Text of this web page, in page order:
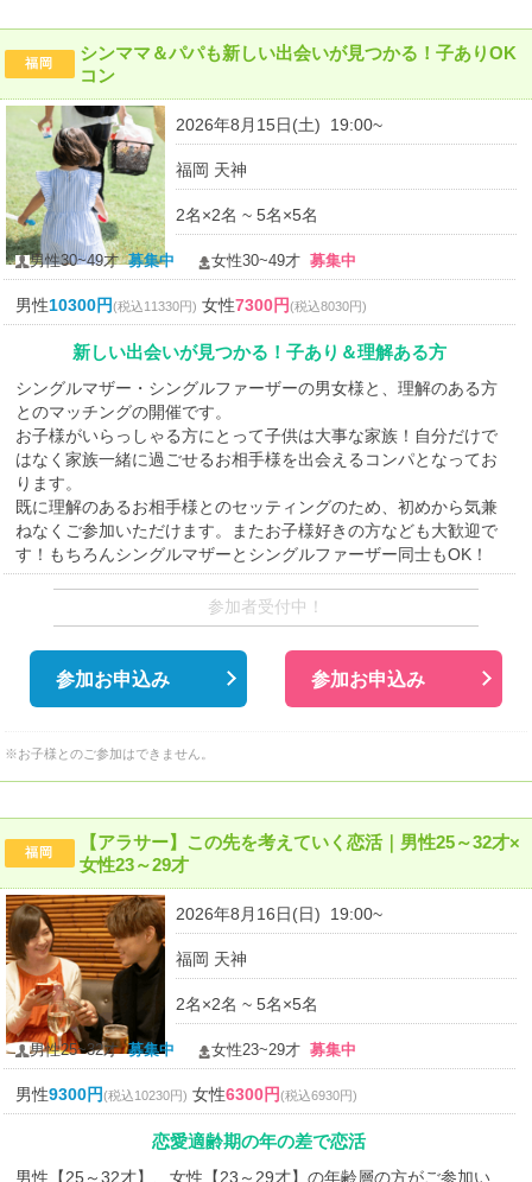
福岡
シンママ＆パパも新しい出会いが見つかる！子ありOK
コン
2026年8月15日(土) 19:00~
福岡 天神
2名×2名 ~ 5名×5名
男性30~49才募集中 女性30~49才募集中
男性10300円(税込11330円) 女性7300円(税込8030円)
新しい出会いが見つかる！子あり＆理解ある方
シングルマザー・シングルファーザーの男女様と、理解のある方
とのマッチングの開催です。
お子様がいらっしゃる方にとって子供は大事な家族！自分だけで
はなく家族一緒に過ごせるお相手様を出会えるコンパとなってお
ります。
既に理解のあるお相手様とのセッティングのため、初めから気兼
ねなくご参加いただけます。またお子様好きの方なども大歓迎で
す！もちろんシングルマザーとシングルファーザー同士もOK！
参加者受付中！
参加お申込み 参加お申込み
※お子様とのご参加はできません。
福岡
【アラサー】この先を考えていく恋活｜男性25～32才×
女性23～29才
2026年8月16日(日) 19:00~
福岡 天神
2名×2名 ~ 5名×5名
男性25~32才募集中 女性23~29才募集中
男性9300円(税込10230円) 女性6300円(税込6930円)
恋愛適齢期の年の差で恋活
男性【25～32才】、女性【23～29才】の年齢層の方がご参加い